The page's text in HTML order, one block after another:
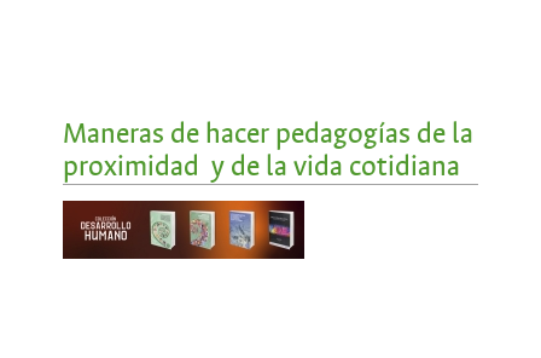
Maneras de hacer pedagogías de la
proximidad y de la vida cotidiana